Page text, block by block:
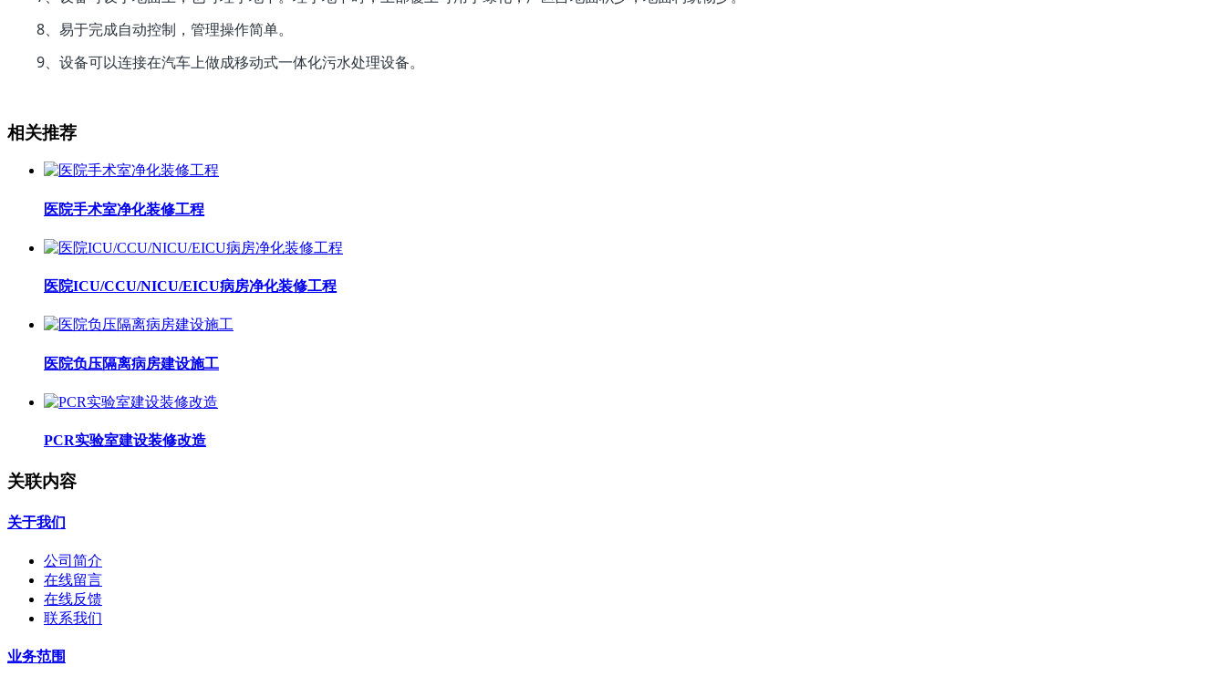
8、易于完成自动控制，管理操作简单。
9、设备可以连接在汽车上做成移动式一体化污水处理设备。
相关推荐
医院手术室净化装修工程
医院ICU/CCU/NICU/EICU病房净化装修工程
医院负压隔离病房建设施工
PCR实验室建设装修改造
关联内容
关于我们
公司简介
在线留言
在线反馈
联系我们
业务范围